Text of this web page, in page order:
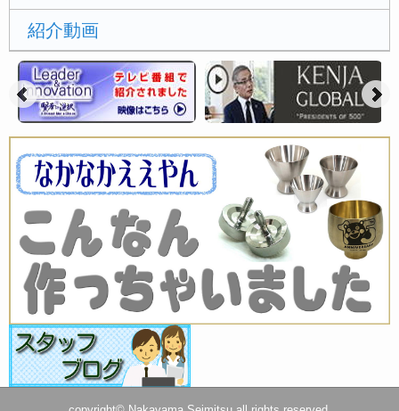
紹介動画